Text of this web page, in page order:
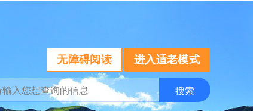
无障碍阅读 进入适老模式